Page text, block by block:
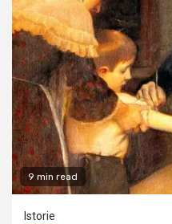
9 min read
Istorie